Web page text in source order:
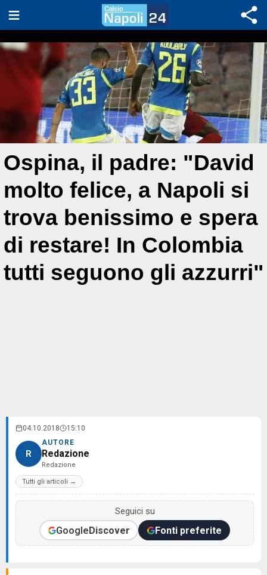
Ospina, il padre: "David
molto felice, a Napoli si
trova benissimo e spera
di restare! In Colombia
tutti seguono gli azzurri"
04.10.2018 15:10
R
AUTORE
Redazione
Redazione
Tutti gli articoli →
Seguici su
GoogleDiscover Fonti preferite